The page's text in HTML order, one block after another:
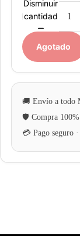
Disminuir
cantidad
Agotado